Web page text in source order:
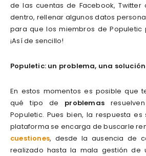
de las cuentas de Facebook, Twitter
dentro, rellenar algunos datos
para que los miembros de Populetic
¡Así de sencillo!
Populetic: un problema, una solución
En estos momentos es posible que
qué tipo de problemas
Populetic. Pues bien, la respuesta
plataforma se encarga de buscarle
cuestiones, desde la ausencia de
realizado hasta la mala gestión de